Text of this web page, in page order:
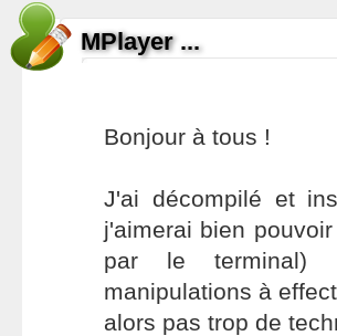
MPlayer ...
Bonjour à tous !
J'ai décompilé et
j'aimerai bien
par le terminal)
manipulations à
alors pas trop de